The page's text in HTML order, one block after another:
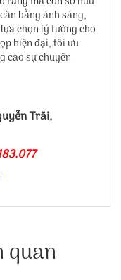
bằng ánh sáng,
chọn lý tưởng cho
hiện đại, tối ưu
cao sự chuyên
Trãi,
quan